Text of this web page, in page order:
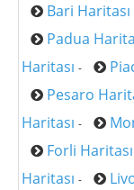
Bari Haritası
Padua
Haritası -
Pesaro
Haritası -
Forli Haritası
Haritası -